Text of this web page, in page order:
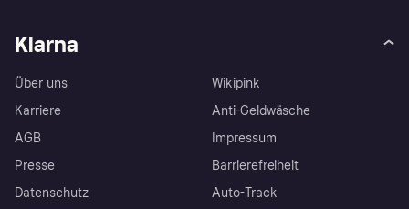
Klarna
Über uns
Karriere
AGB
Presse
Datenschutz
Wikipink
Anti-Geldwäsche
Impressum
Barrierefreiheit
Auto-Track